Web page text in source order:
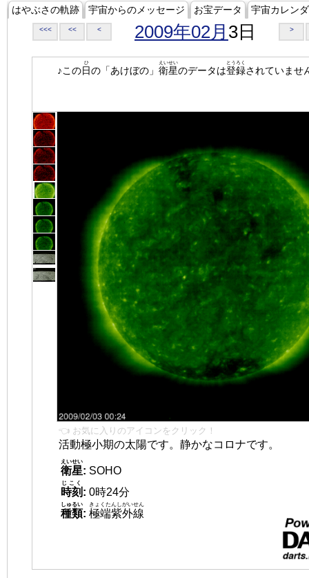
はやぶさの軌跡 宇宙からのメッセージ お宝データ 宇宙カレン
<<< << < 2009年02月 3日 >
♪この日
ひ
の「あけぼの」 衛星
えいせい
のデータは登録
とうろく
されていませ
👈 お気に入りのアイコンをクリック！
活動極小期の太陽です。静かなコロナです。
衛星
えいせい
: SOHO
時刻
じこく
: 0時24分
種類
しゅるい
: 極端紫外線
きょくたんしがいせん